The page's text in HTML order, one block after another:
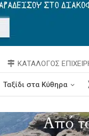
ΚΑΤΑΛΟΓΟΣ
Ταξίδι στα Κύθηρα